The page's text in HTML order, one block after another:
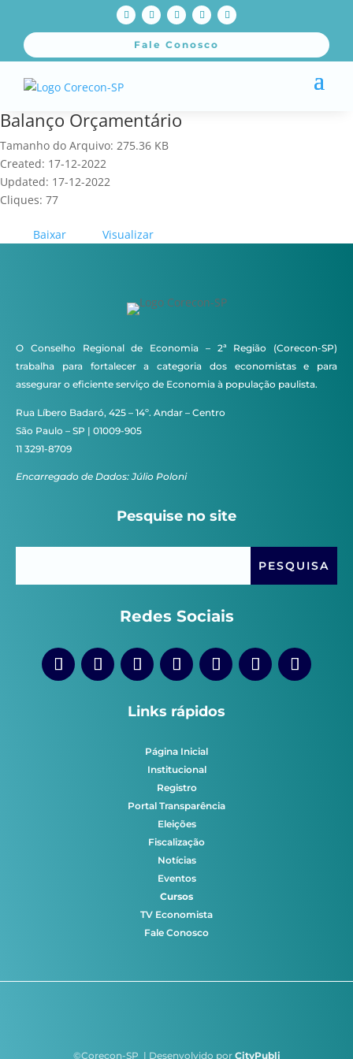
Fale Conosco
Balanço Orçamentário
Tamanho do Arquivo: 275.36 KB
Created: 17-12-2022
Updated: 17-12-2022
Cliques: 77
Baixar Visualizar
O Conselho Regional de Economia – 2ª Região (Corecon-SP)
trabalha para fortalecer a categoria dos economistas e para
assegurar o eficiente serviço de Economia à população paulista.
Rua Líbero Badaró, 425 – 14º. Andar – Centro
São Paulo – SP | 01009-905
11 3291-8709
Encarregado de Dados: Júlio Poloni
Pesquise no site
Redes Sociais
Links rápidos
Página Inicial
Institucional
Registro
Portal Transparência
Eleições
Fiscalização
Notícias
Eventos
Cursos
TV Economista
Fale Conosco
©Corecon-SP | Desenvolvido por CityPubli